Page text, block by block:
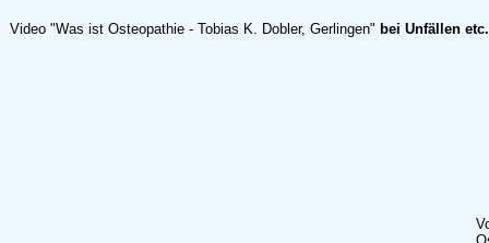
Video "Was ist Osteopathie - Tobias K. Dobler, Gerlingen" bei Unfällen